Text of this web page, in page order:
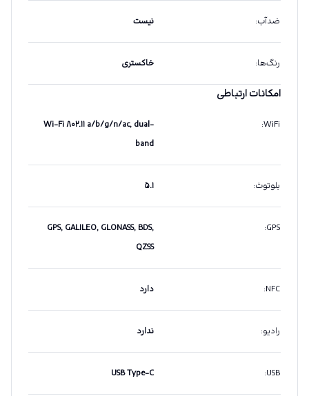
ضدآب: نیست
رنگ‌ها: خاکستری
امکانات ارتباطی
WiFi
:
Wi-Fi ۸۰۲.۱۱ a/b/g/n/ac, dual-
band
بلوتوث: ۵.۱
GPS
:
GPS, GALILEO, GLONASS, BDS,
QZSS
NFC
: دارد
رادیو: ندارد
USB
:
USB Type-C